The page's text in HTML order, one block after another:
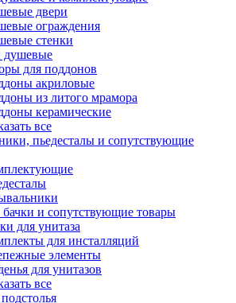
двери
ограждения
стенки
для поддонов
акриловые
из литого мрамора
керамические
все
пьедесталы и сопутствующие
и сопутствующие товары
для унитаза
для инсталляций
элементы
для унитазов
все